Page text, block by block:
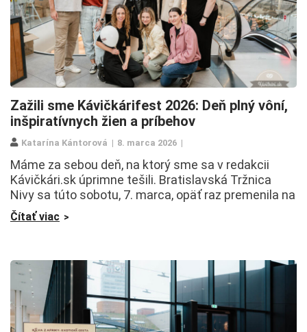
Zažili sme Kávičkárifest 2026: Deň plný vôní,
inšpiratívnych žien a príbehov
Katarína Kántorová 8. marca 2026
Máme za sebou deň, na ktorý sme sa v redakcii
Kávičkári.sk úprimne tešili. Bratislavská Tržnica
Nivy sa túto sobotu, 7. marca, opäť raz premenila na
Čítať viac